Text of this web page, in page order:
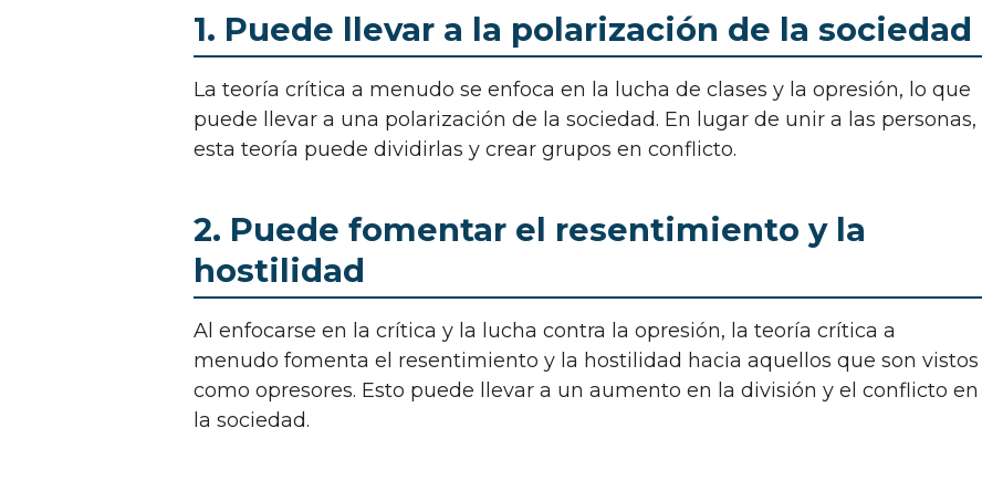
1. Puede llevar a la polarización de la sociedad
La teoría crítica a menudo se enfoca en la lucha de clases y la opresión, lo que
puede llevar a una polarización de la sociedad. En lugar de unir a las personas,
esta teoría puede dividirlas y crear grupos en conflicto.
2. Puede fomentar el resentimiento y la
hostilidad
Al enfocarse en la crítica y la lucha contra la opresión, la teoría crítica a
menudo fomenta el resentimiento y la hostilidad hacia aquellos que son vistos
como opresores. Esto puede llevar a un aumento en la división y el conflicto en
la sociedad.